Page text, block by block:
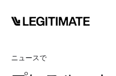
ニュースで